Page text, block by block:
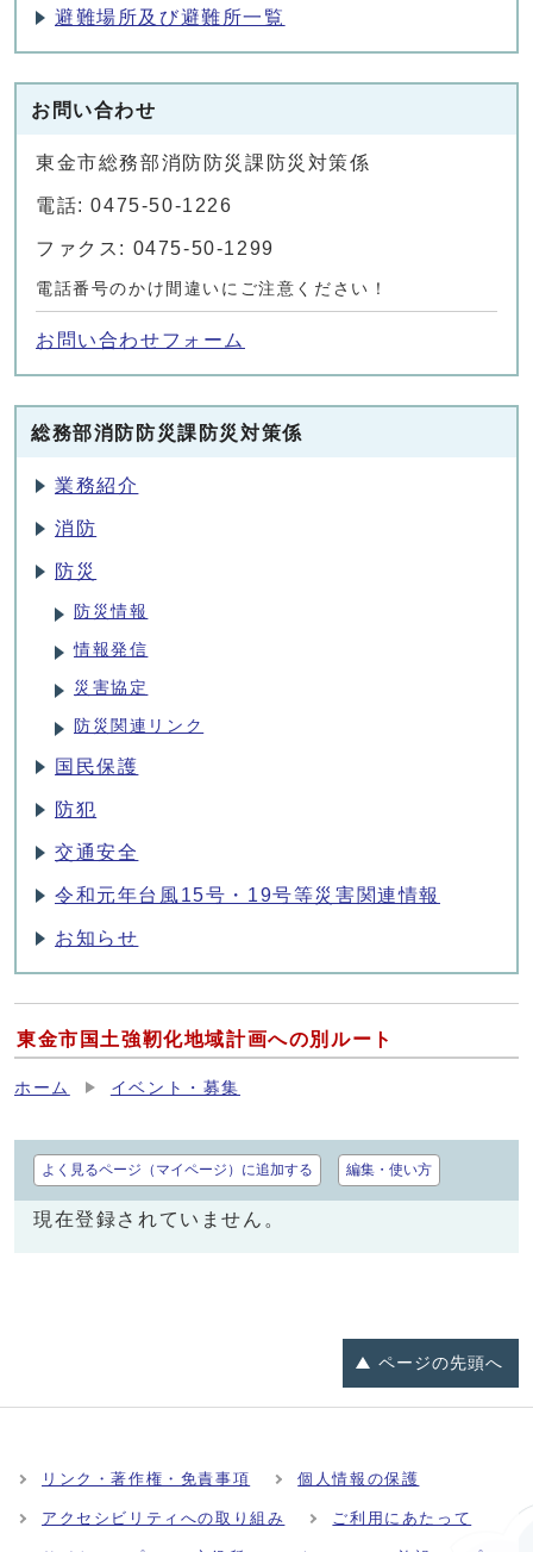
避難場所及び避難所一覧
お問い合わせ
東金市総務部消防防災課防災対策係
電話: 0475-50-1226
ファクス: 0475-50-1299
電話番号のかけ間違いにご注意ください！
お問い合わせフォーム
総務部消防防災課防災対策係
業務紹介
消防
防災
防災情報
情報発信
災害協定
防災関連リンク
国民保護
防犯
交通安全
令和元年台風15号・19号等災害関連情報
お知らせ
東金市国土強靭化地域計画への別ルート
ホーム イベント・募集
よく見るページ（マイページ）に追加する 編集・使い方
現在登録されていません。
ページの先頭へ
リンク・著作権・免責事項 個人情報の保護
アクセシビリティへの取り組み ご利用にあたって